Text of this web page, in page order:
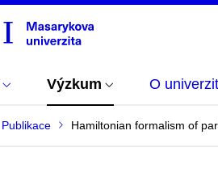
Výzkum O
Publikace Hamiltonian formalism of